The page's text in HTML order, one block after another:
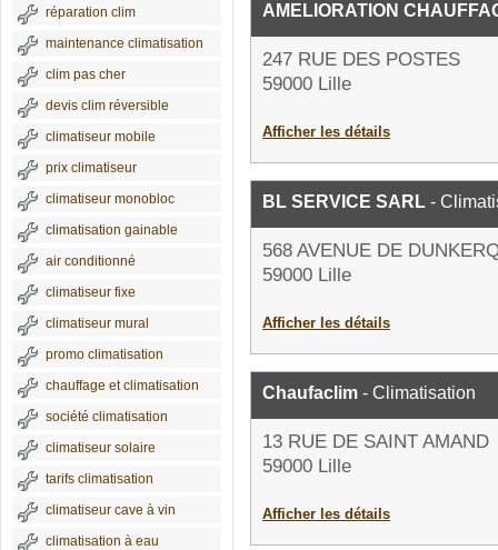
réparation clim
maintenance climatisation
clim pas cher
devis clim réversible
climatiseur mobile
prix climatiseur
climatiseur monobloc
climatisation gainable
air conditionné
climatiseur fixe
climatiseur mural
promo climatisation
chauffage et climatisation
société climatisation
climatiseur solaire
tarifs climatisation
climatiseur cave à vin
climatisation à eau
AMELIORATION
247 RUE DES POSTES
59000 Lille
Afficher les détails
BL SERVICE SARL -
568 AVENUE DE
59000 Lille
Afficher les détails
Chaufaclim - Climatisation
13 RUE DE SAINT AMAND
59000 Lille
Afficher les détails